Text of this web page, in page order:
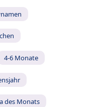
4-6 Monate
des Monats